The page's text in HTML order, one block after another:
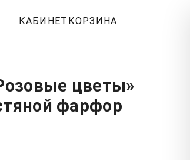
КАБИНЕТ КОРЗИНА
цветы»
фарфор